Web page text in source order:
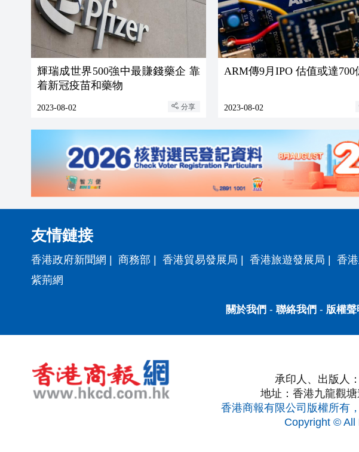
輝瑞成世界500強中最賺錢藥企 靠
着新冠疫苗和藥物
2023-08-02 分享
ARM傳9月IPO 估值或達700
2023-08-02
友情鏈接
香港政府新聞網 商務部 香港貿易發展局 香港旅遊發展局 香
紫荊網
關於我們 - 聯絡我們 - 版權聲
承印人、出版人
地址：香港九龍觀
香港商報有限公司版權所有
Copyright © All